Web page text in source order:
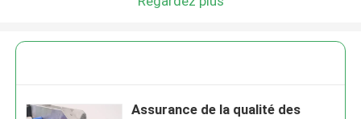
Assurance de la qualité des